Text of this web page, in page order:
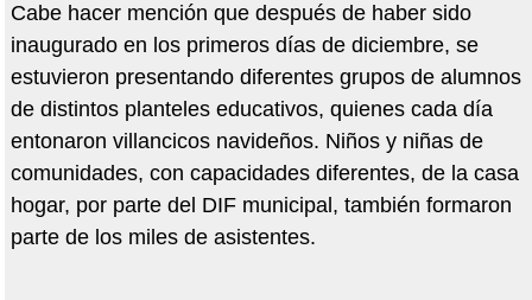
Cabe hacer mención que después de haber sido
inaugurado en los primeros días de diciembre, se
estuvieron presentando diferentes grupos de alumnos
de distintos planteles educativos, quienes cada día
entonaron villancicos navideños. Niños y niñas de
comunidades, con capacidades diferentes, de la casa
hogar, por parte del DIF municipal, también formaron
parte de los miles de asistentes.